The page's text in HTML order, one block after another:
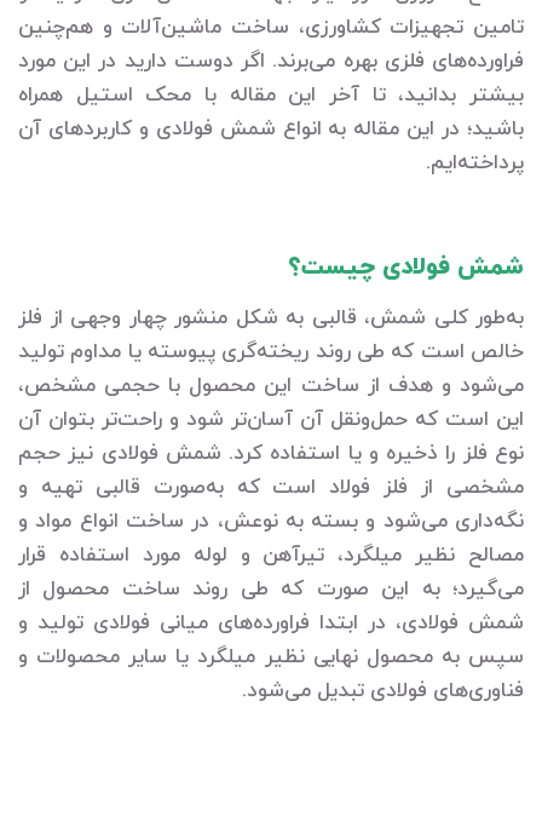
تامین تجهیزات کشاورزی، ساخت ماشین‌آلات و هم‌چنین
فراورده‌های فلزی بهره می‌برند. اگر دوست دارید در این مورد
بیشتر بدانید، تا آخر این مقاله با محک استیل همراه
باشید؛ در این مقاله به انواع شمش فولادی و کاربردهای آن
پرداخته‌ایم.
شمش فولادی چیست؟
به‌طور کلی شمش، قالبی به شکل منشور چهار وجهی از فلز
خالص است که طی روند ریخته‌گری پیوسته یا مداوم تولید
می‌شود و هدف از ساخت این محصول با حجمی مشخص،
این است که حمل‌ونقل آن آسان‌تر شود و راحت‌تر بتوان آن
نوع فلز را ذخیره و یا استفاده کرد. شمش فولادی نیز حجم
مشخصی از فلز فولاد است که به‌صورت قالبی تهیه و
نگه‌داری می‌شود و بسته به نوعش، در ساخت انواع مواد و
مصالح نظیر میلگرد، تیرآهن و لوله مورد استفاده قرار
می‌گیرد؛ به این صورت که طی روند ساخت محصول از
شمش فولادی، در ابتدا فراورده‌های میانی فولادی تولید و
سپس به محصول نهایی نظیر میلگرد یا سایر محصولات و
فناوری‌های فولادی تبدیل می‌شود.